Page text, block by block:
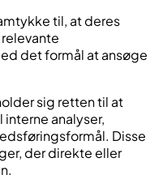
til, at deres
det formål at ansøge
sig retten til at
analyser,
Disse
der direkte eller